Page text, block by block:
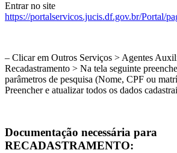
Entrar no site
https://portalservicos.jucis.df.gov.br/Portal/
– Clicar em Outros Serviços > Agentes
Recadastramento > Na tela seguinte
parâmetros de pesquisa (Nome, CPF ou
Preencher e atualizar todos os dados
Documentação necessária para
RECADASTRAMENTO: